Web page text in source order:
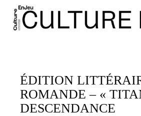
ÉDITION
ROMANDE – «
DESCENDANCE